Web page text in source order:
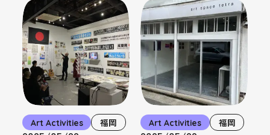
Art Activities 福岡 Art Activities 福岡